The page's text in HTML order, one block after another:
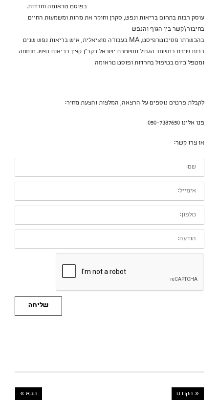
בפוסט טראומה וחרדות.
עוסק רבות בתחום בריאות ונפש, סקרן וחוקר את מהות ומשמעות החיים
בחיבור\קשר בין הגוף והנפש
בהכשרתו פסיכוטרפיסט, MA בעבודה סוציאלית, איש בריאות נפש שנים
רבות שירת במשמר הגבול ומשטרת ישראל כקב"ן קצין בריאות נפש. מומחה
ומטפל כיום בטיפול בחרדות ופוסט טראומה
לקבלת פרטים נוספים על הרצאה, המלצות והצעת מחיר:
פנו אלינו 050-7387650
או צרו קשר:
שם:
אימייל:
טלפון:
הודעה:
שליחה
« הקודם הבא »